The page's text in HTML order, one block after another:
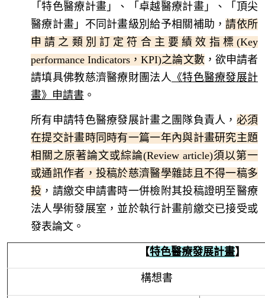
「特色醫療計畫」、「卓越醫療計畫」、「頂尖
醫療計畫」不同計畫級別給予相關補助，請依所
申請之類別訂定符合主要績效指標(Key
performance Indicators，KPI)之論文數，欲申請者
請填具佛教慈濟醫療財團法人《特色醫療發展計
畫》申請書 。
所有申請特色醫療發展計畫之團隊負責人， 必須
在提交計畫時同時有一篇一年內與計畫研究主題
相關之原著論文或綜論(Review article)須以第一
或通訊作者，投稿於慈濟醫學雜誌且不得一稿多
投 ，請繳交申請書時一併檢附其投稿證明至醫療
法人學術發展室，並於執行計畫前繳交已接受或
發表論文。
【特色醫療發展計畫】
構想書